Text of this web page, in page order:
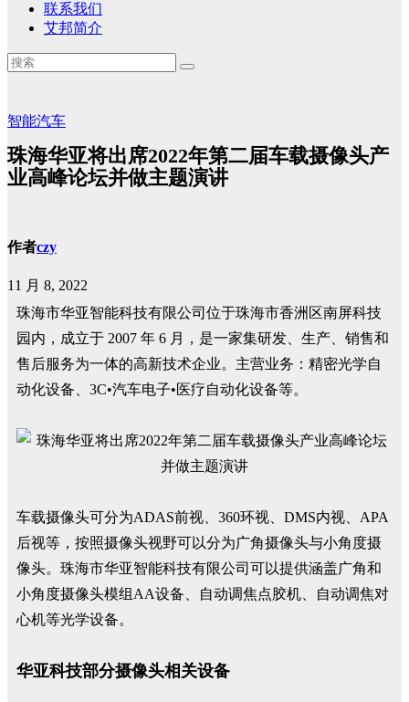
联系我们
艾邦简介
智能汽车
珠海华亚将出席2022年第二届车载摄像头产
业高峰论坛并做主题演讲
作者czy
11 月 8, 2022
珠海市华亚智能科技有限公司位于珠海市香洲区南屏科技
园内，成立于 2007 年 6 月，是一家集研发、生产、销售和
售后服务为一体的高新技术企业。主营业务：精密光学自
动化设备、3C•汽车电子•医疗自动化设备等。
车载摄像头可分为ADAS前视、360环视、DMS内视、APA
后视等，按照摄像头视野可以分为广角摄像头与小角度摄
像头。珠海市华亚智能科技有限公司可以提供涵盖广角和
小角度摄像头模组AA设备、自动调焦点胶机、自动调焦对
心机等光学设备。
华亚科技部分摄像头相关设备